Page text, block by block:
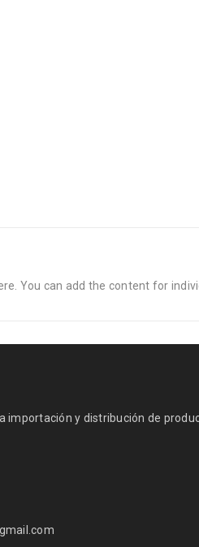
You can add the content for
importación y distribución de